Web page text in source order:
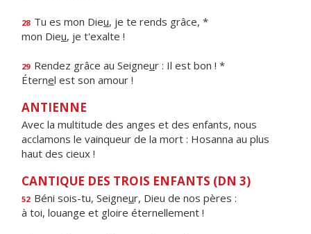
28 Tu es mon Dieu, je te rends grâce, *
mon Dieu, je t'exalte !
29 Rendez grâce au Seigneur : Il est bon ! *
Éternel est son amour !
ANTIENNE
Avec la multitude des anges et des enfants, nous
acclamons le vainqueur de la mort : Hosanna au plus
haut des cieux !
CANTIQUE DES TROIS ENFANTS (DN 3)
52 Béni sois-tu, Seigneur, Dieu de nos pères :
à toi, louange et gloire éternellement !